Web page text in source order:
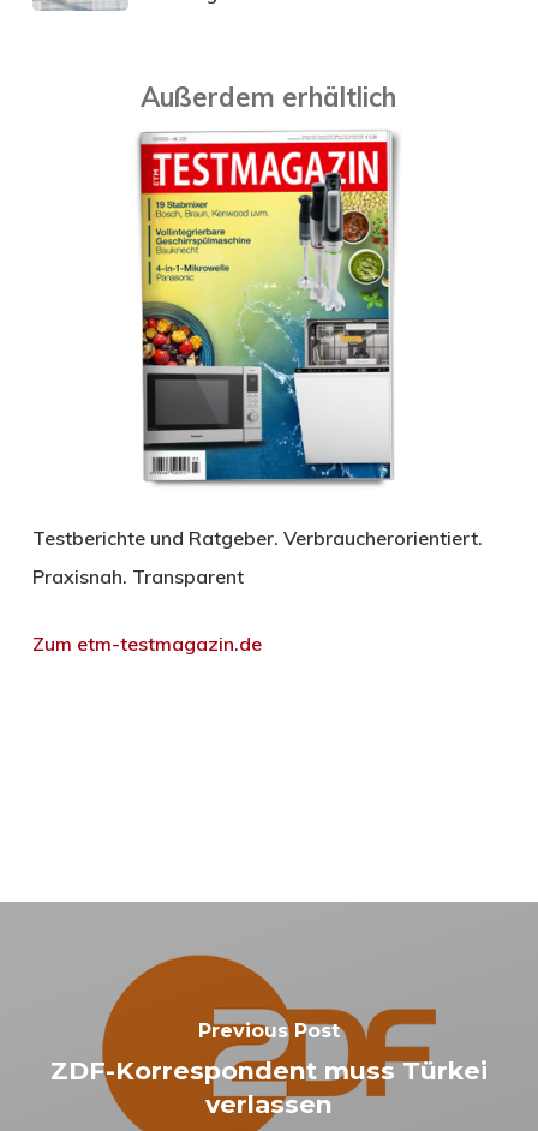
Außerdem erhältlich
Testberichte und Ratgeber. Verbraucherorientiert.
Praxisnah. Transparent
Zum etm-testmagazin.de
Previous Post
ZDF-Korrespondent muss Türkei
verlassen